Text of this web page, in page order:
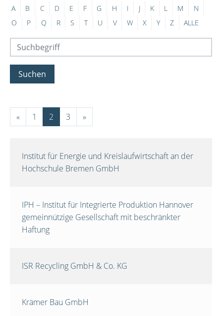
A B C D E F G H I J K L M
N
O
P Q R S T U V W X Y Z ALLE
Suchen
« 1 2 3 »
Institut für Energie und Kreislaufwirtschaft an der
Hochschule Bremen GmbH
IPH – Institut für Integrierte Produktion Hannover
gemeinnützige Gesellschaft mit beschränkter
Haftung
ISR Recycling GmbH & Co. KG
Krämer Bau GmbH